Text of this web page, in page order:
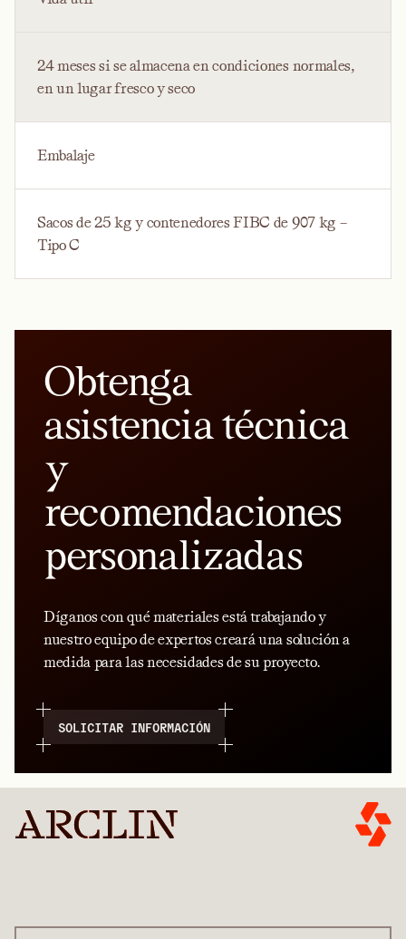
24 meses si se almacena en condiciones normales,
en un lugar fresco y seco
Embalaje
Sacos de 25 kg y contenedores FIBC de 907 kg –
Tipo C
Obtenga
asistencia técnica
y
recomendaciones
personalizadas
Díganos con qué materiales está trabajando y
nuestro equipo de expertos creará una solución a
medida para las necesidades de su proyecto.
SOLICITAR INFORMACIÓN